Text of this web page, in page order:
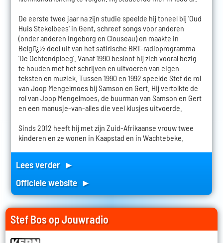
De eerste twee jaar na zijn studie speelde hij toneel bij 'Oud
Huis Stekelbees' in Gent, schreef songs voor anderen
(onder anderen Ingeborg en Clouseau) en maakte in
Belgiï¿½ deel uit van het satirische BRT-radioprogramma
'De Ochtendploeg'. Vanaf 1990 besloot hij zich vooral bezig
te houden met het schrijven en uitvoeren van eigen
teksten en muziek. Tussen 1990 en 1992 speelde Stef de rol
van Joop Mengelmoes bij Samson en Gert. Hij vertolkte de
rol van Joop Mengelmoes, de buurman van Samson en Gert
en een manusje-van-alles die veel klusjes uitvoerde.
Sinds 2012 heeft hij met zijn Zuid-Afrikaanse vrouw twee
kinderen en ze wonen in Kaapstad en in Wachtebeke.
Lees verder ►
Officiele website ►
Stef Bos op Jouwradio